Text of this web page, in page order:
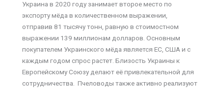
Украина в 2020 году занимает второе место по
экспорту мёда в количественном выражении,
отправив 81 тысячу тонн, равную в стоимостном
выражении 139 миллионам долларов. Основным
покупателем Украинского мёда является EC, США и с
каждым годом спрос растет. Близость Украины к
Европейскому Союзу делают её привлекательной для
сотрудничества. Пчеловоды также активно реализуют